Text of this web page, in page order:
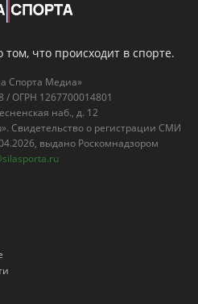
что происходит в спорте.
Спорта Медиа»
/ ОГРН 1267700014801
наб., д. 12
Свидетельство о регистрации СМИ
выдано Роскомнадзором